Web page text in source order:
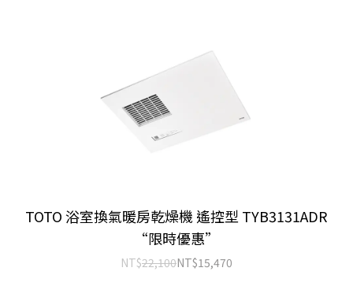
TOTO 浴室換氣暖房乾燥機 遙控型 TYB3131ADR
“限時優惠”
NT$22,100NT$15,470